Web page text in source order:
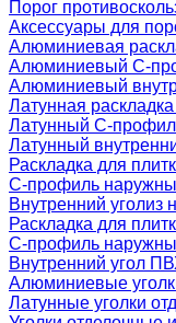
Порог
Аксессуары для
Алюминиевая
Алюминиевый С-
Алюминиевый
Латунная
Латунный С-
Латунный
Раскладка для
С-профиль
Внутренний уголиз
Раскладка для
С-профиль
Внутренний угол
Алюминиевые
Латунные уголки